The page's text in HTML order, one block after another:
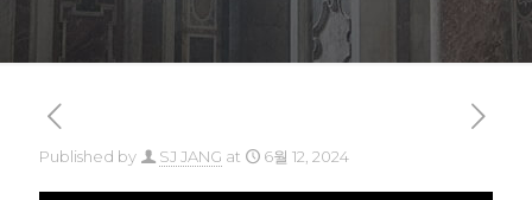
Published by SJ JANG at 6월 12, 2024